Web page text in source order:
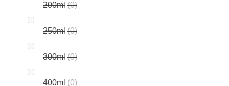
200ml 0
250ml 0
300ml 0
400ml 0